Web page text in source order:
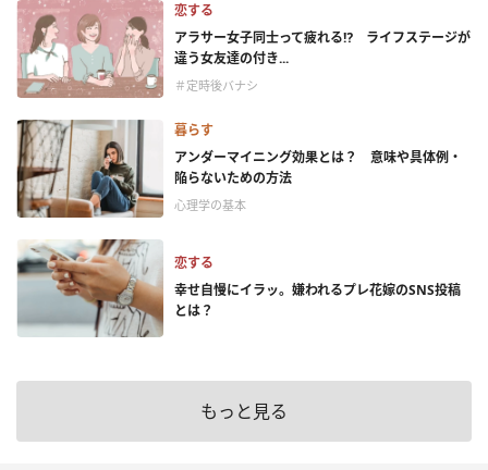
恋する
アラサー女子同士って疲れる⁉ ライフステージが
違う女友達の付き...
＃定時後バナシ
暮らす
アンダーマイニング効果とは？ 意味や具体例・
陥らないための方法
心理学の基本
恋する
幸せ自慢にイラッ。嫌われるプレ花嫁のSNS投稿
とは？
もっと見る